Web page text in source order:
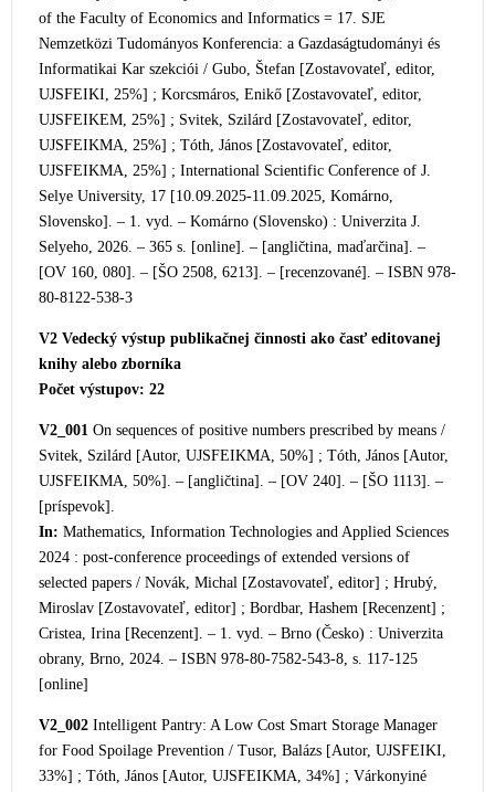
of the Faculty of Economics and Informatics = 17. SJE
Nemzetközi Tudományos Konferencia: a Gazdaságtudományi és
Informatikai Kar szekciói / Gubo, Štefan [Zostavovateľ, editor,
UJSFEIKI, 25%] ; Korcsmáros, Enikő [Zostavovateľ, editor,
UJSFEIKEM, 25%] ; Svitek, Szilárd [Zostavovateľ, editor,
UJSFEIKMA, 25%] ; Tóth, János [Zostavovateľ, editor,
UJSFEIKMA, 25%] ; International Scientific Conference of J.
Selye University, 17 [10.09.2025-11.09.2025, Komárno,
Slovensko]. – 1. vyd. – Komárno (Slovensko) : Univerzita J.
Selyeho, 2026. – 365 s. [online]. – [angličtina, maďarčina]. –
[OV 160, 080]. – [ŠO 2508, 6213]. – [recenzované]. – ISBN 978-
80-8122-538-3
V2 Vedecký výstup publikačnej činnosti ako časť editovanej
knihy alebo zborníka
Počet výstupov: 22
V2_001 On sequences of positive numbers prescribed by means /
Svitek, Szilárd [Autor, UJSFEIKMA, 50%] ; Tóth, János [Autor,
UJSFEIKMA, 50%]. – [angličtina]. – [OV 240]. – [ŠO 1113]. –
[príspevok].
In: Mathematics, Information Technologies and Applied Sciences
2024 : post-conference proceedings of extended versions of
selected papers / Novák, Michal [Zostavovateľ, editor] ; Hrubý,
Miroslav [Zostavovateľ, editor] ; Bordbar, Hashem [Recenzent] ;
Cristea, Irina [Recenzent]. – 1. vyd. – Brno (Česko) : Univerzita
obrany, Brno, 2024. – ISBN 978-80-7582-543-8, s. 117-125
[online]
V2_002 Intelligent Pantry: A Low Cost Smart Storage Manager
for Food Spoilage Prevention / Tusor, Balázs [Autor, UJSFEIKI,
33%] ; Tóth, János [Autor, UJSFEIKMA, 34%] ; Várkonyiné